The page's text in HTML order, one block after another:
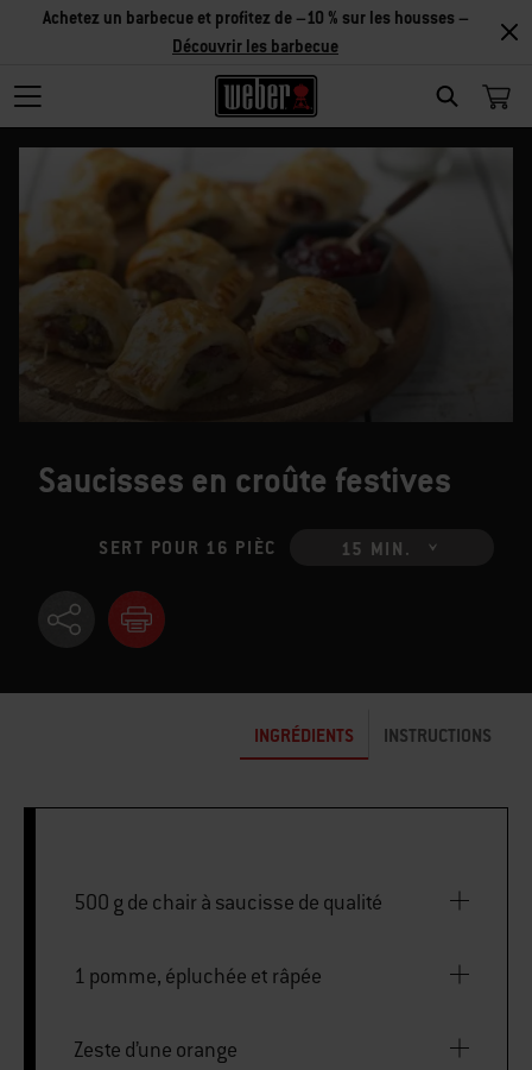
SEARCH
Achetez un barbecue et profitez de –10 % sur les housses –
Découvrir les barbecue
Saucisses en croûte festives
SERT POUR 16 PIÈC 15 MIN.
INGRÉDIENTS INSTRUCTIONS
500 g de chair à saucisse de qualité
1 pomme, épluchée et râpée
Zeste d’une orange